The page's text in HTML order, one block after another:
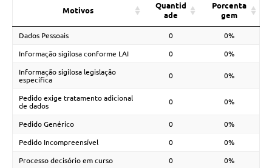
Motivos
Quantid
ade
Porcenta
gem
Dados Pessoais 0 0%
Informação sigilosa conforme LAI 0 0%
Informação sigilosa legislação
específica
0 0%
Pedido exige tratamento adicional
de dados
0 0%
Pedido Genérico 0 0%
Pedido Incompreensível 0 0%
Processo decisório em curso 0 0%